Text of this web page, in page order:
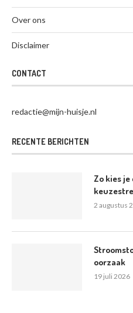
Over ons
Disclaimer
CONTACT
redactie@mijn-huisje.nl
RECENTE BERICHTEN
Zo kies je
2 augustus
oorzaak
19 juli 2026